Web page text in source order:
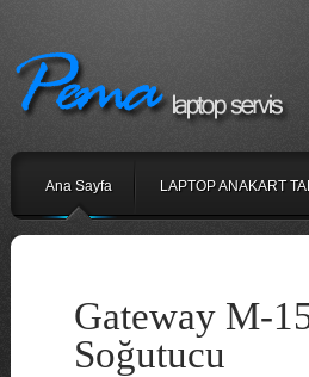
Ana Sayfa LAPTOP ANAKART
Gateway M-
Soğutucu